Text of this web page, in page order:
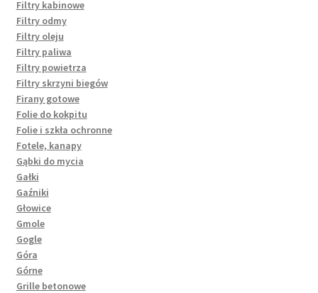
Filtry kabinowe
Filtry odmy
Filtry oleju
Filtry paliwa
Filtry powietrza
Filtry skrzyni biegów
Firany gotowe
Folie do kokpitu
Folie i szkła ochronne
Fotele, kanapy
Gąbki do mycia
Gałki
Gaźniki
Głowice
Gmole
Gogle
Góra
Górne
Grille betonowe